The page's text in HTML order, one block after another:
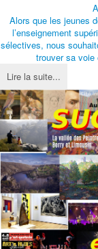
Alors que les jeunes
l’enseignement
sélectives, nous
trouver sa voie
Lire la suite...